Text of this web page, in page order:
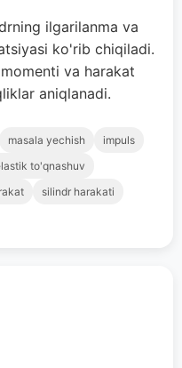
ilgarilanma va
ko'rib chiqiladi.
va harakat
aniqlanadi.
masala yechish
impuls
to'qnashuv
silindr harakati